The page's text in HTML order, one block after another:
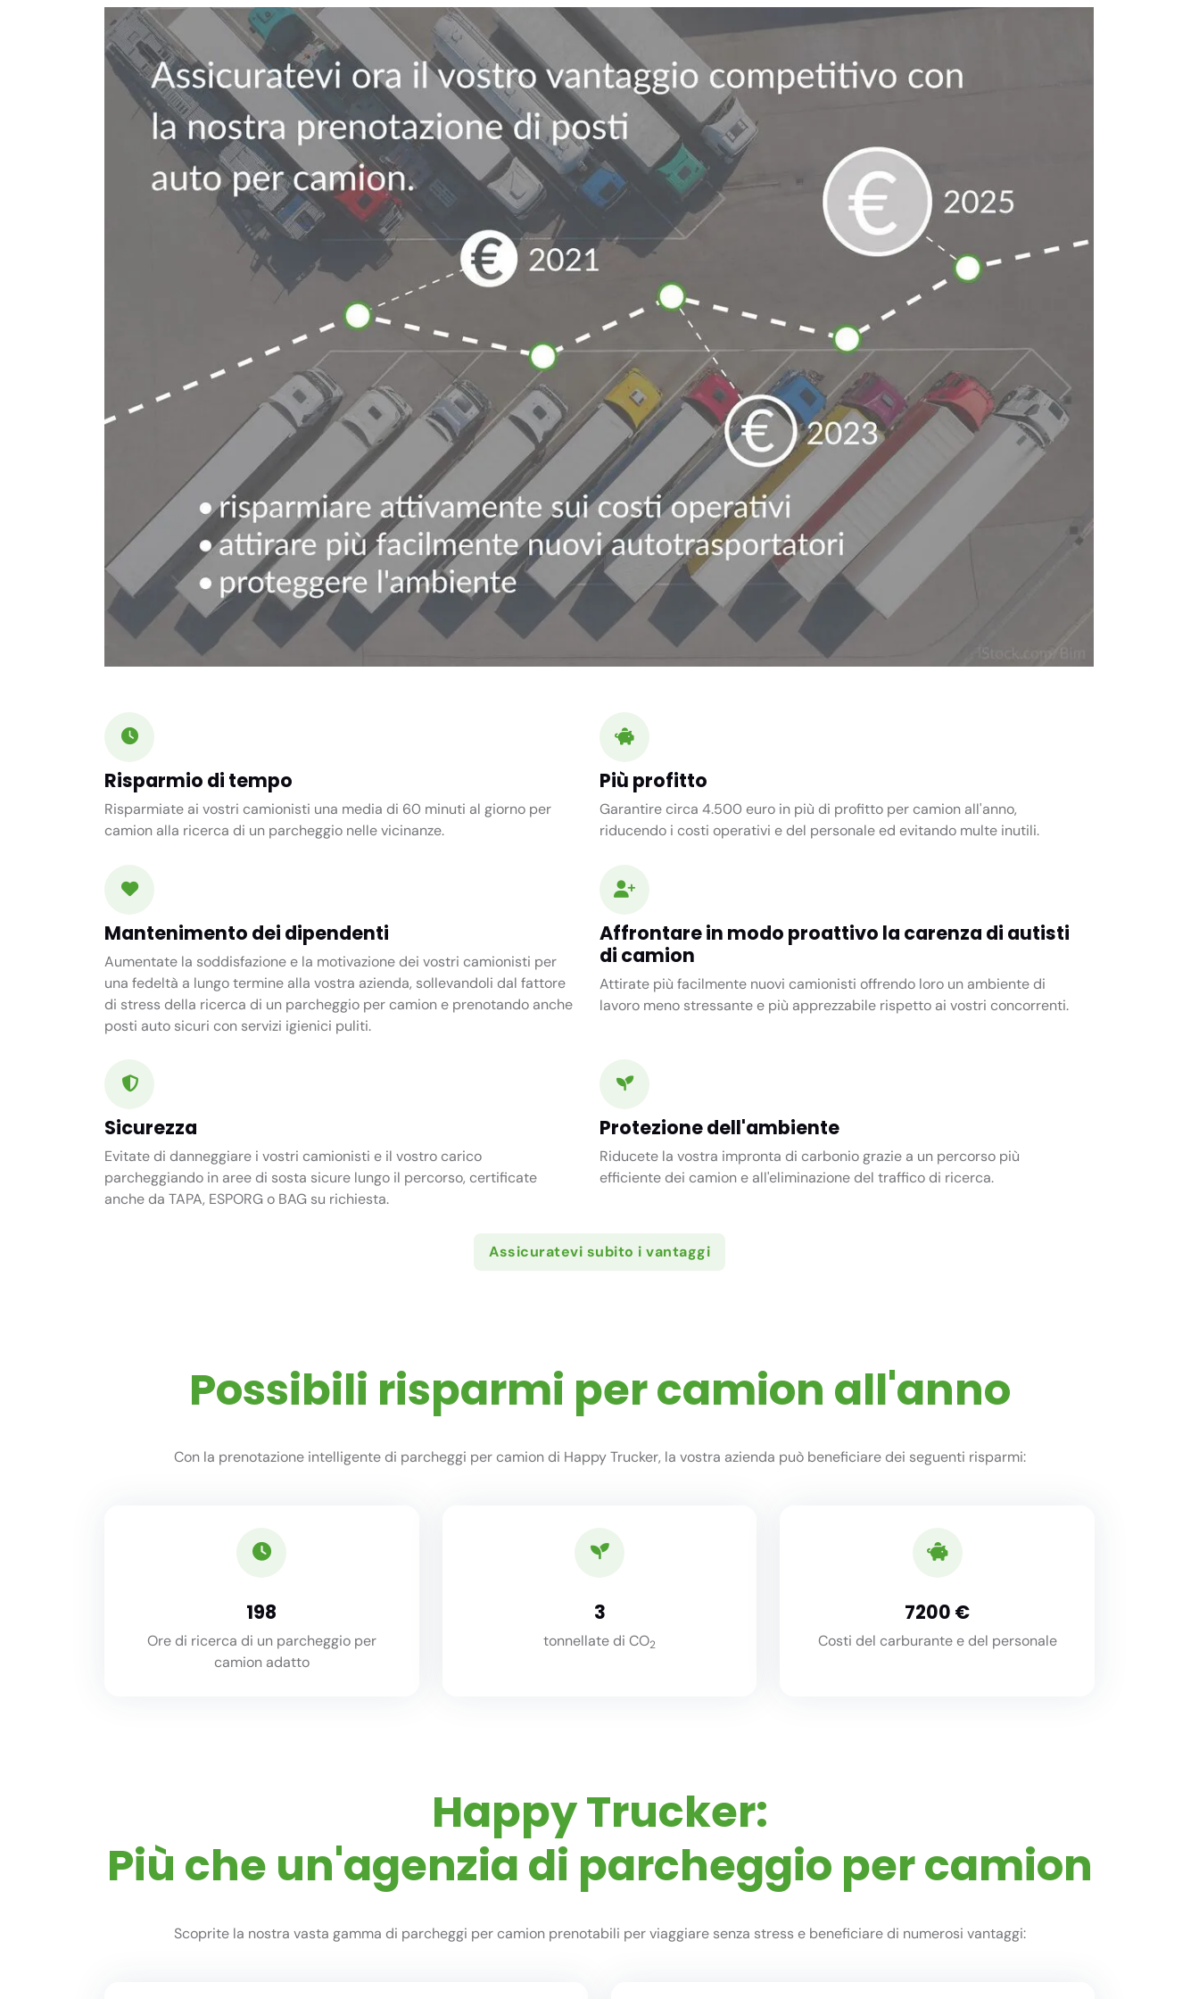
Risparmio di tempo
Risparmiate ai vostri camionisti una media di 60 minuti al giorno per
camion alla ricerca di un parcheggio nelle vicinanze.
Più profitto
Garantire circa 4.500 euro in più di profitto per camion all'anno,
riducendo i costi operativi e del personale ed evitando multe inutili.
Mantenimento dei dipendenti
Aumentate la soddisfazione e la motivazione dei vostri camionisti per
una fedeltà a lungo termine alla vostra azienda, sollevandoli dal fattore
di stress della ricerca di un parcheggio per camion e prenotando anche
posti auto sicuri con servizi igienici puliti.
Affrontare in modo proattivo la carenza di autisti
di camion
Attirate più facilmente nuovi camionisti offrendo loro un ambiente di
lavoro meno stressante e più apprezzabile rispetto ai vostri concorrenti.
Sicurezza
Evitate di danneggiare i vostri camionisti e il vostro carico
parcheggiando in aree di sosta sicure lungo il percorso, certificate
anche da TAPA, ESPORG o BAG su richiesta.
Protezione dell'ambiente
Riducete la vostra impronta di carbonio grazie a un percorso più
efficiente dei camion e all'eliminazione del traffico di ricerca.
Assicuratevi subito i vantaggi
Possibili risparmi per camion all'anno
Con la prenotazione intelligente di parcheggi per camion di Happy Trucker, la vostra azienda può beneficiare dei seguenti risparmi:
220
Ore di ricerca di un parcheggio per
camion adatto
3
tonnellate di CO2
8000
Costi del carburante e del personale
Happy Trucker:
Più che un'agenzia di parcheggio per camion
Scoprite la nostra vasta gamma di parcheggi per camion prenotabili per viaggiare senza stress e beneficiare di numerosi vantaggi: